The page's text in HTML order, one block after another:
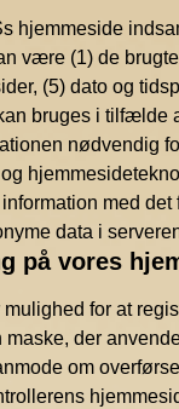
hjemmeside
være (1) de
(5) dato og
bruges i tilfælde
nødvendig
med
data i
på vores
mulighed for at
maske, der
om